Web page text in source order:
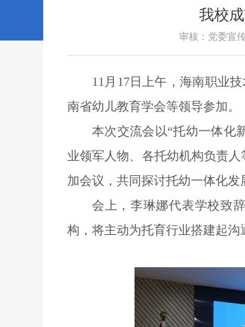
我校
审核：党委宣
11月17日上午，海南职业
南省幼儿教育学会等领导参加。
本次交流会以“托幼一体化
业领军人物、各托幼机构负责
加会议，共同探讨托幼一体化发
会上，李琳娜代表学校致
构，将主动为托育行业搭建起沟